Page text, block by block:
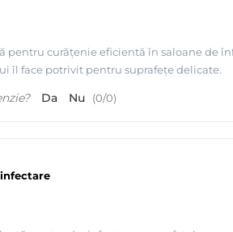
14476, EN 14563 si EN 16615.
pentru curățenie eficientă în saloane de
îl face potrivit pentru suprafețe delicate.
Da Nu (0/0)